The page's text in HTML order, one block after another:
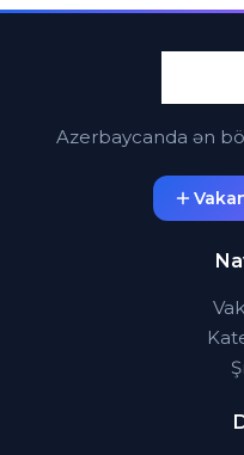
Azerbaycanda ən